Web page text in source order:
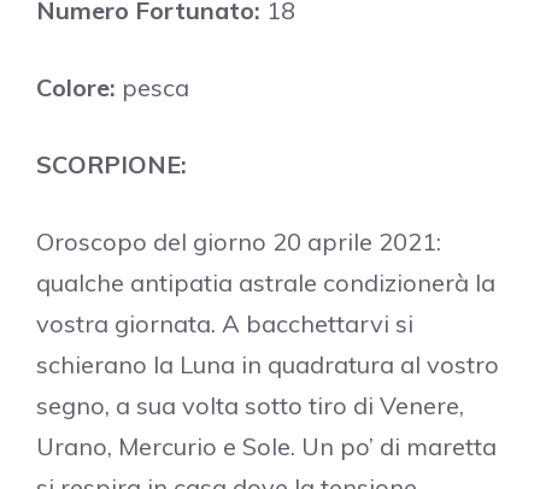
Numero Fortunato: 18
Colore: pesca
SCORPIONE:
Oroscopo del giorno 20 aprile 2021:
qualche antipatia astrale condizionerà la
vostra giornata. A bacchettarvi si
schierano la Luna in quadratura al vostro
segno, a sua volta sotto tiro di Venere,
Urano, Mercurio e Sole. Un po’ di maretta